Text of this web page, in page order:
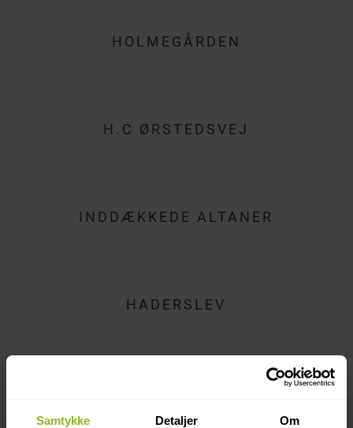
Samtykke Detaljer Om
HOLMEGÅRDEN
H.C ØRSTEDSVEJ
INDDÆKKEDE ALTANER
HADERSLEV